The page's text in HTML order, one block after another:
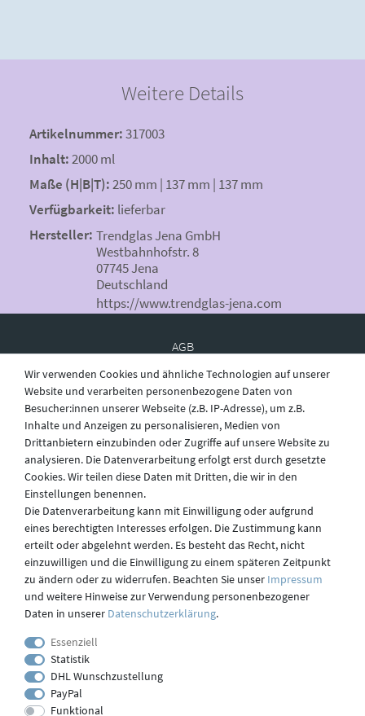
Weitere Details
Artikelnummer:317003
Inhalt:2000 ml
Maße (H|B|T):250 mm | 137 mm | 137 mm
Verfügbarkeit: lieferbar
Hersteller: Trendglas Jena GmbH
Westbahnhofstr. 8
07745 Jena
Deutschland
https://www.trendglas-jena.com
AGB
Widerruf
Datenschutz
Versand
Kontakt
Impressum
Wir verwenden Cookies und ähnliche Technologien auf unserer
Website und verarbeiten personenbezogene Daten von
Besucher:innen unserer Webseite (z.B. IP-Adresse), um z.B.
Inhalte und Anzeigen zu personalisieren, Medien von
Drittanbietern einzubinden oder Zugriffe auf unsere Website zu
analysieren. Die Datenverarbeitung erfolgt erst durch gesetzte
Cookies. Wir teilen diese Daten mit Dritten, die wir in den
Einstellungen benennen.
Die Datenverarbeitung kann mit Einwilligung oder aufgrund
eines berechtigten Interesses erfolgen. Die Zustimmung kann
erteilt oder abgelehnt werden. Es besteht das Recht, nicht
einzuwilligen und die Einwilligung zu einem späteren Zeitpunkt
zu ändern oder zu widerrufen. Beachten Sie unser Impressum
und weitere Hinweise zur Verwendung personenbezogener
Daten in unserer Daten­schutz­erklärung.
Essenziell
Statistik
DHL Wunschzustellung
PayPal
Funktional